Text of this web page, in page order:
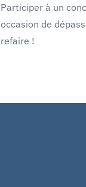
Participer à un
occasion de
refaire !